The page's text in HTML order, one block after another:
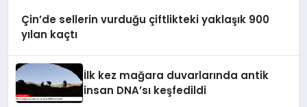
Çin’de sellerin vurduğu çiftlikteki yaklaşık 900
yılan kaçtı
İlk kez mağara duvarlarında antik
insan DNA’sı keşfedildi